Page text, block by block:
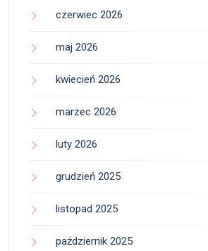
czerwiec 2026
maj 2026
kwiecień 2026
marzec 2026
luty 2026
grudzień 2025
listopad 2025
październik 2025